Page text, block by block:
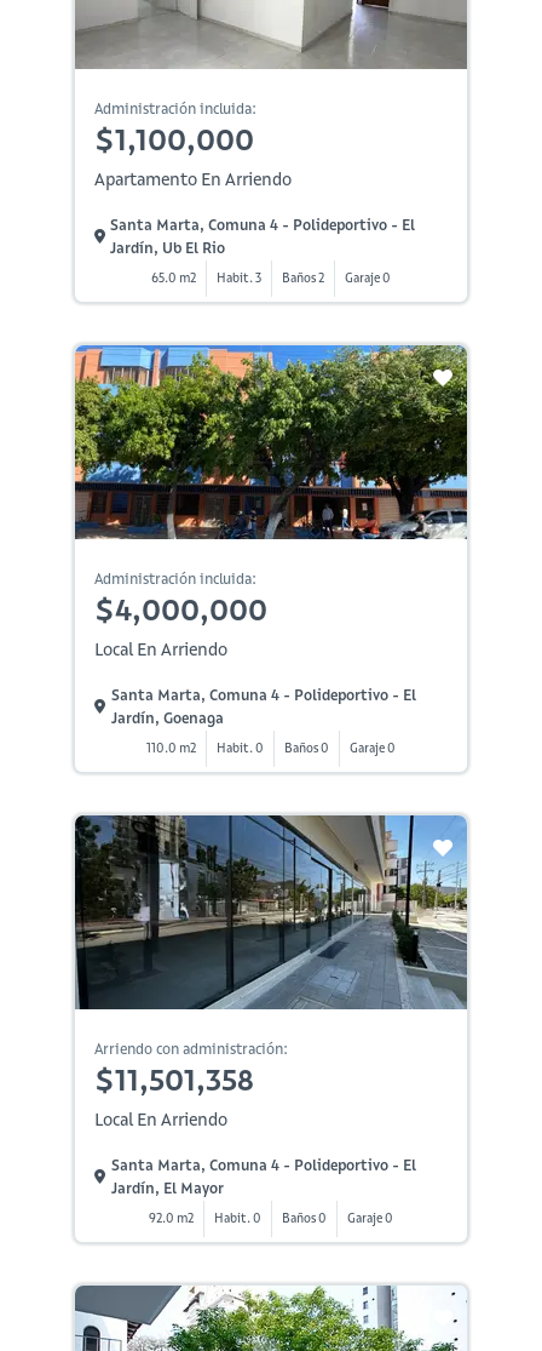
Administración incluida:
$1,100,000
Apartamento En Arriendo
Santa Marta, Comuna 4 - Polideportivo - El
Jardín, Ub El Rio
65.0 m2 Habit. 3 Baños 2 Garaje 0
Administración incluida:
$4,000,000
Local En Arriendo
Santa Marta, Comuna 4 - Polideportivo - El
Jardín, Goenaga
110.0 m2 Habit. 0 Baños 0 Garaje 0
Arriendo con administración:
$11,501,358
Local En Arriendo
Santa Marta, Comuna 4 - Polideportivo - El
Jardín, El Mayor
92.0 m2 Habit. 0 Baños 0 Garaje 0